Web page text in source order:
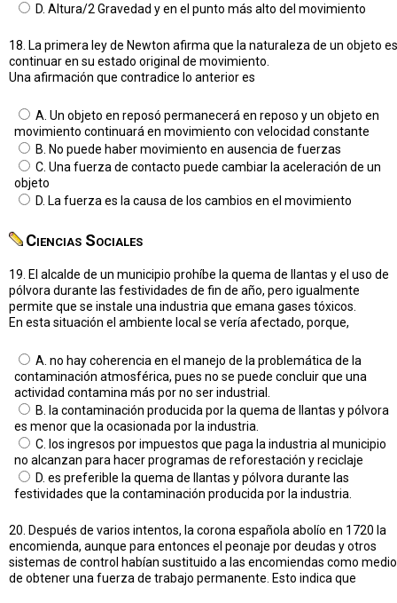
D. Altura/2 Gravedad y en el punto más alto del movimiento
18. La primera ley de Newton afirma que la naturaleza de un objeto es
continuar en su estado original de movimiento.
Una afirmación que contradice lo anterior es
A. Un objeto en reposó permanecerá en reposo y un objeto en
movimiento continuará en movimiento con velocidad constante
B. No puede haber movimiento en ausencia de fuerzas
C. Una fuerza de contacto puede cambiar la aceleración de un
objeto
D. La fuerza es la causa de los cambios en el movimiento
Ciencias Sociales
19. El alcalde de un municipio prohíbe la quema de llantas y el uso de
pólvora durante las festividades de fin de año, pero igualmente
permite que se instale una industria que emana gases tóxicos.
En esta situación el ambiente local se vería afectado, porque,
A. no hay coherencia en el manejo de la problemática de la
contaminación atmosférica, pues no se puede concluir que una
actividad contamina más por no ser industrial.
B. la contaminación producida por la quema de llantas y pólvora
es menor que la ocasionada por la industria.
C. los ingresos por impuestos que paga la industria al municipio
no alcanzan para hacer programas de reforestación y reciclaje
D. es preferible la quema de llantas y pólvora durante las
festividades que la contaminación producida por la industria.
20. Después de varios intentos, la corona española abolío en 1720 la
encomienda, aunque para entonces el peonaje por deudas y otros
sistemas de control habían sustituido a las encomiendas como medio
de obtener una fuerza de trabajo permanente. Esto indica que